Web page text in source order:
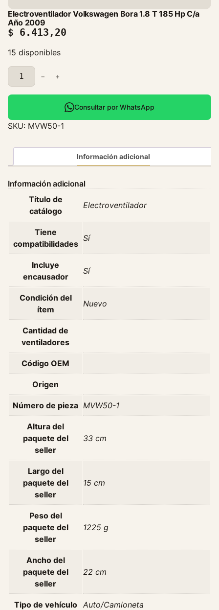
Electroventilador Volkswagen Bora 1.8 T 185 Hp C/a
Año 2009
$ 6.413,20
15 disponibles
E
l
e
t
r
e
t
a
s
g
n
8
5
− +
Consultar por WhatsApp
SKU: MVW50-1
Información adicional
Información adicional
Título de
catálogo
Electroventilador
Tiene
compatibilidades
Sí
Incluye
encausador
Sí
Condición del
ítem
Nuevo
Cantidad de
ventiladores
Código OEM
Origen
Número de pieza MVW50-1
Altura del
paquete del
seller
33 cm
Largo del
paquete del
seller
15 cm
Peso del
paquete del
seller
1225 g
Ancho del
paquete del
seller
22 cm
Tipo de vehículo Auto/Camioneta